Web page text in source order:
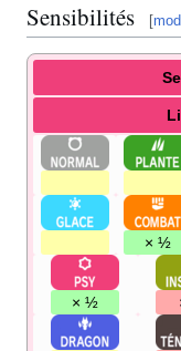
Sensibilités [
× ½
× ½